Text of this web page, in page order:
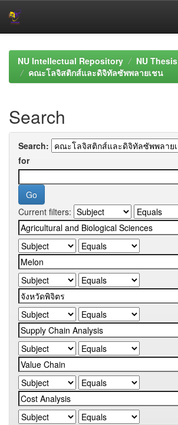
navigationNU Intellectual Repository
NU Thesis
คณะโลจิสติกส์และดิจิทัลซัพพลายเชน
Search
Search:
for
Current filters: